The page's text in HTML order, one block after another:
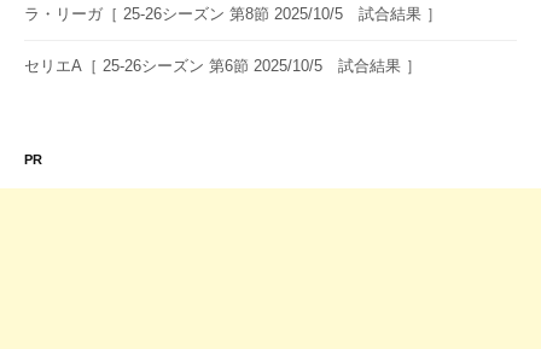
ラ・リーガ［ 25-26シーズン 第8節 2025/10/5 試合結果 ］
セリエA［ 25-26シーズン 第6節 2025/10/5 試合結果 ］
PR